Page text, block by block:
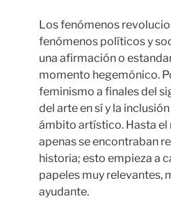
Los fenómenos
fenómenos políticos y
una afirmación o
momento hegemónico.
feminismo a finales del
del arte en sí y la
ámbito artístico. Hasta el
apenas se encontraban
historia; esto empieza a
papeles muy relevantes,
ayudante.